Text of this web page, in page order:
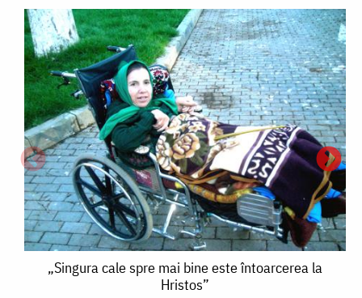
„Singura
„Singura cale spre mai bine este întoarcerea la
Hristos”